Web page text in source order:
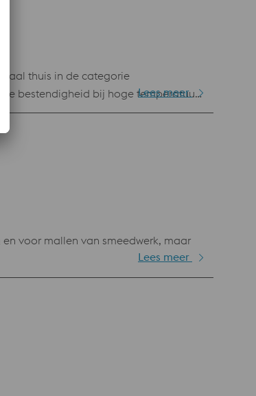
thuis in de categorie
bestendigheid bij hoge temperatuur,
injection moulding, slijtage
Lees meer
voor mallen van smeedwerk, maar
Lees meer